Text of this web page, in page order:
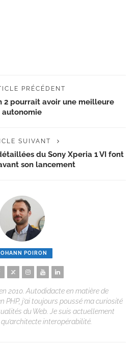
PRÉCÉDENT
2 pourrait avoir une meilleure
autonomie
SUIVANT
du Sony Xperia 1 VI font
son lancement
POIRON
2010. Autodidacte en matière de
PHP, j’ai toujours poussé ma curiosité
du Web. Je suis actuellement
interopérabilité.